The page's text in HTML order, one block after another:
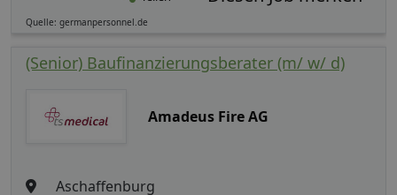
Quelle: germanpersonnel.de
(Senior) Baufinanzierungsberater (m/ w/ d)
Amadeus Fire AG
Aschaffenburg